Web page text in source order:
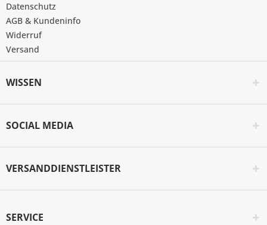
Datenschutz
AGB & Kundeninfo
Widerruf
Versand
WISSEN
SOCIAL MEDIA
VERSANDDIENSTLEISTER
SERVICE